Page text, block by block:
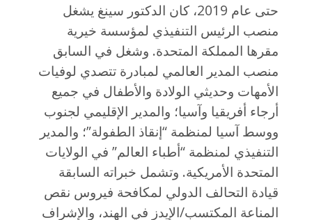
حتى عام 2019، كان الدكتور سينغ يشغل
منصب الرئيس التنفيذي لمؤسسة خيرية
مقرها المملكة المتحدة. وشغل في السابق
منصب المدير العالمي لمبادرة تتصدي لوفيات
الأمهات وحديثي الولادة والأطفال في جميع
أرجاء أفريقيا وآسيا؛ والمدير الإقليمي لجنوب
ووسط آسيا لمنظمة “إنقاذ الطفولة”؛ والمدير
التنفيذي لمنظمة “أطباء العالم” في الولايات
المتحدة الأمريكية. وتشمل خبراته السابقة
قيادة التحالف الدولي لمكافحة فيروس نقص
المناعة المكتسب/الإيدز في الهند، والإشراف